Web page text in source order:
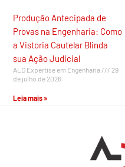
Produção Antecipada de
Provas na Engenharia: Como
a Vistoria Cautelar Blinda
sua Ação Judicial
ALD Expertise em Engenharia
29
de julho de 2026
Leia mais »